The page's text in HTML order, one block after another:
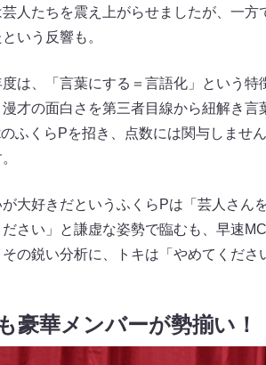
芸人たちを震え上がらせましたが、一
いう反響も。
は、「言葉にする＝言語化」という
漫才の面白さを第三者目線から紐解き
ふくらPを招き、点数には関与しませ
大好きだというふくらPは「芸人さん
ださい」と謙虚な姿勢で臨むも、早速
の鋭い分析に、トキは「やめてくださ
豪華メンバーが勢揃い！